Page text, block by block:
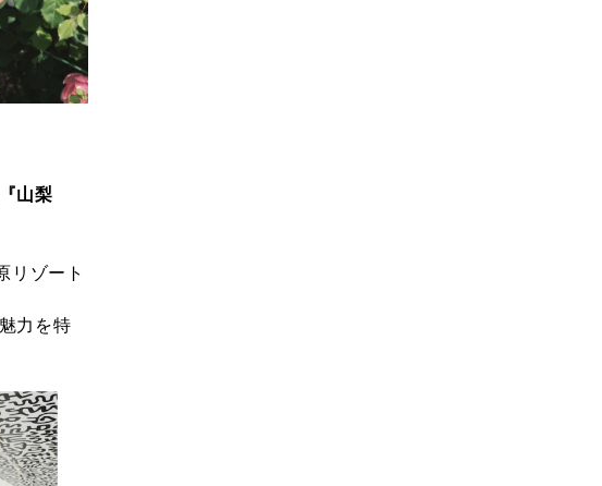
『山梨
リゾート
力を特